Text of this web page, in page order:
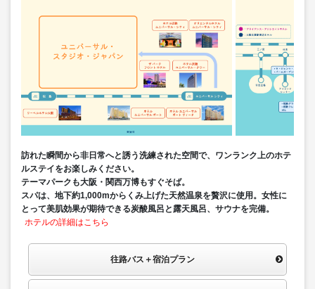
訪れた瞬間から非日常へと誘う洗練された空間で、ワンランク上のホテ
ルステイをお楽しみください。
テーマパークも大阪・関西万博もすぐそば。
スパは、地下約1,000mからくみ上げた天然温泉を贅沢に使用。女性に
とって美肌効果が期待できる炭酸風呂と露天風呂、サウナを完備。
ホテルの詳細はこちら
往路バス＋宿泊プラン